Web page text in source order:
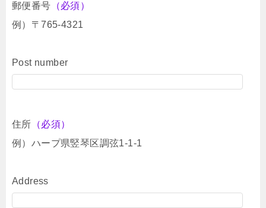
郵便番号 （必須）
例）〒765-4321
Post number
住所 （必須）
例）ハープ県竪琴区調弦1-1-1
Address